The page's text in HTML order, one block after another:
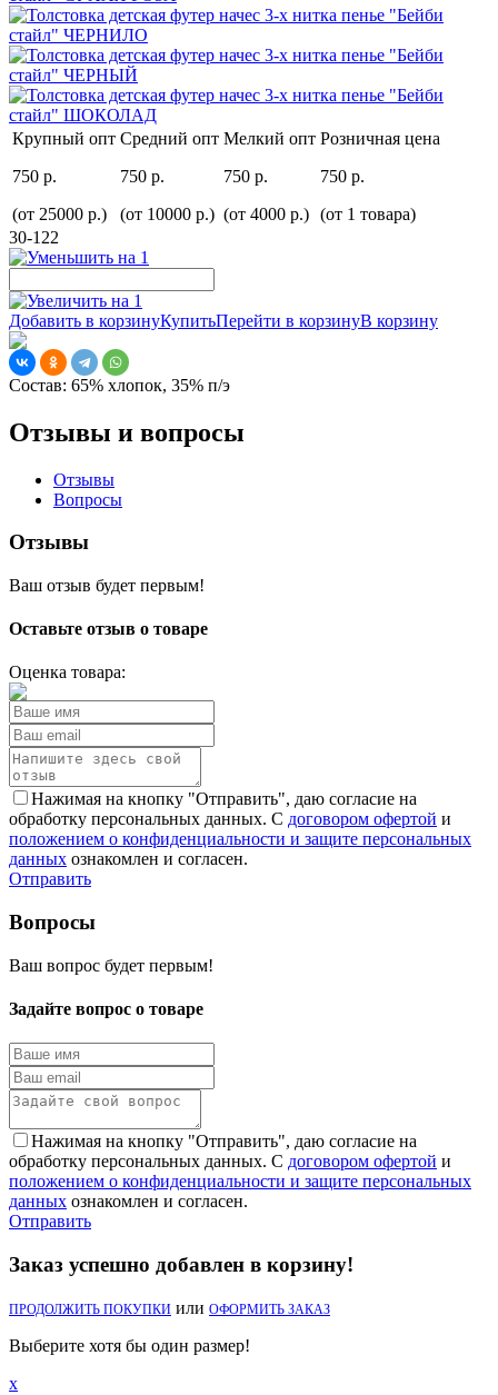
Крупный опт
750 р.
(от 25000 р.)
Средний опт
750 р.
(от 10000 р.)
Мелкий опт
750 р.
(от 4000 р.)
Розничная цена
750 р.
(от 1 товара)
30-122
Добавить в корзинуКупитьПерейти в корзинуВ корзину
Состав: 65% хлопок, 35% п/э
Отзывы и вопросы
Отзывы
Вопросы
Отзывы
Ваш отзыв будет первым!
Оставьте отзыв о товаре
Оценка товара:
Нажимая на кнопку "Отправить", даю согласие на
обработку персональных данных. С договором офертой и
положением о конфиденциальности и защите персональных
данных ознакомлен и согласен.
Отправить
Вопросы
Ваш вопрос будет первым!
Задайте вопрос о товаре
Нажимая на кнопку "Отправить", даю согласие на
обработку персональных данных. С договором офертой и
положением о конфиденциальности и защите персональных
данных ознакомлен и согласен.
Отправить
Заказ успешно добавлен в корзину!
ПРОДОЛЖИТЬ ПОКУПКИ или ОФОРМИТЬ ЗАКАЗ
Выберите хотя бы один размер!
x